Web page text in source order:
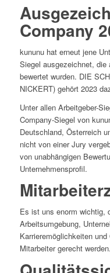
Company
kununu hat erneut jene
Siegel ausgezeichnet,
bewertet wurden. DIE
NICKERT) gehört 2023
Unter allen Arbeitgeber-
Company-Siegel von
Deutschland, Österreich
nicht von einer Jury
von unabhängigen
Unternehmensprofil.
Es ist uns enorm wichtig,
Arbeitsumgebung,
Karrieremöglichkeiten
Mitarbeiter gerecht werden.